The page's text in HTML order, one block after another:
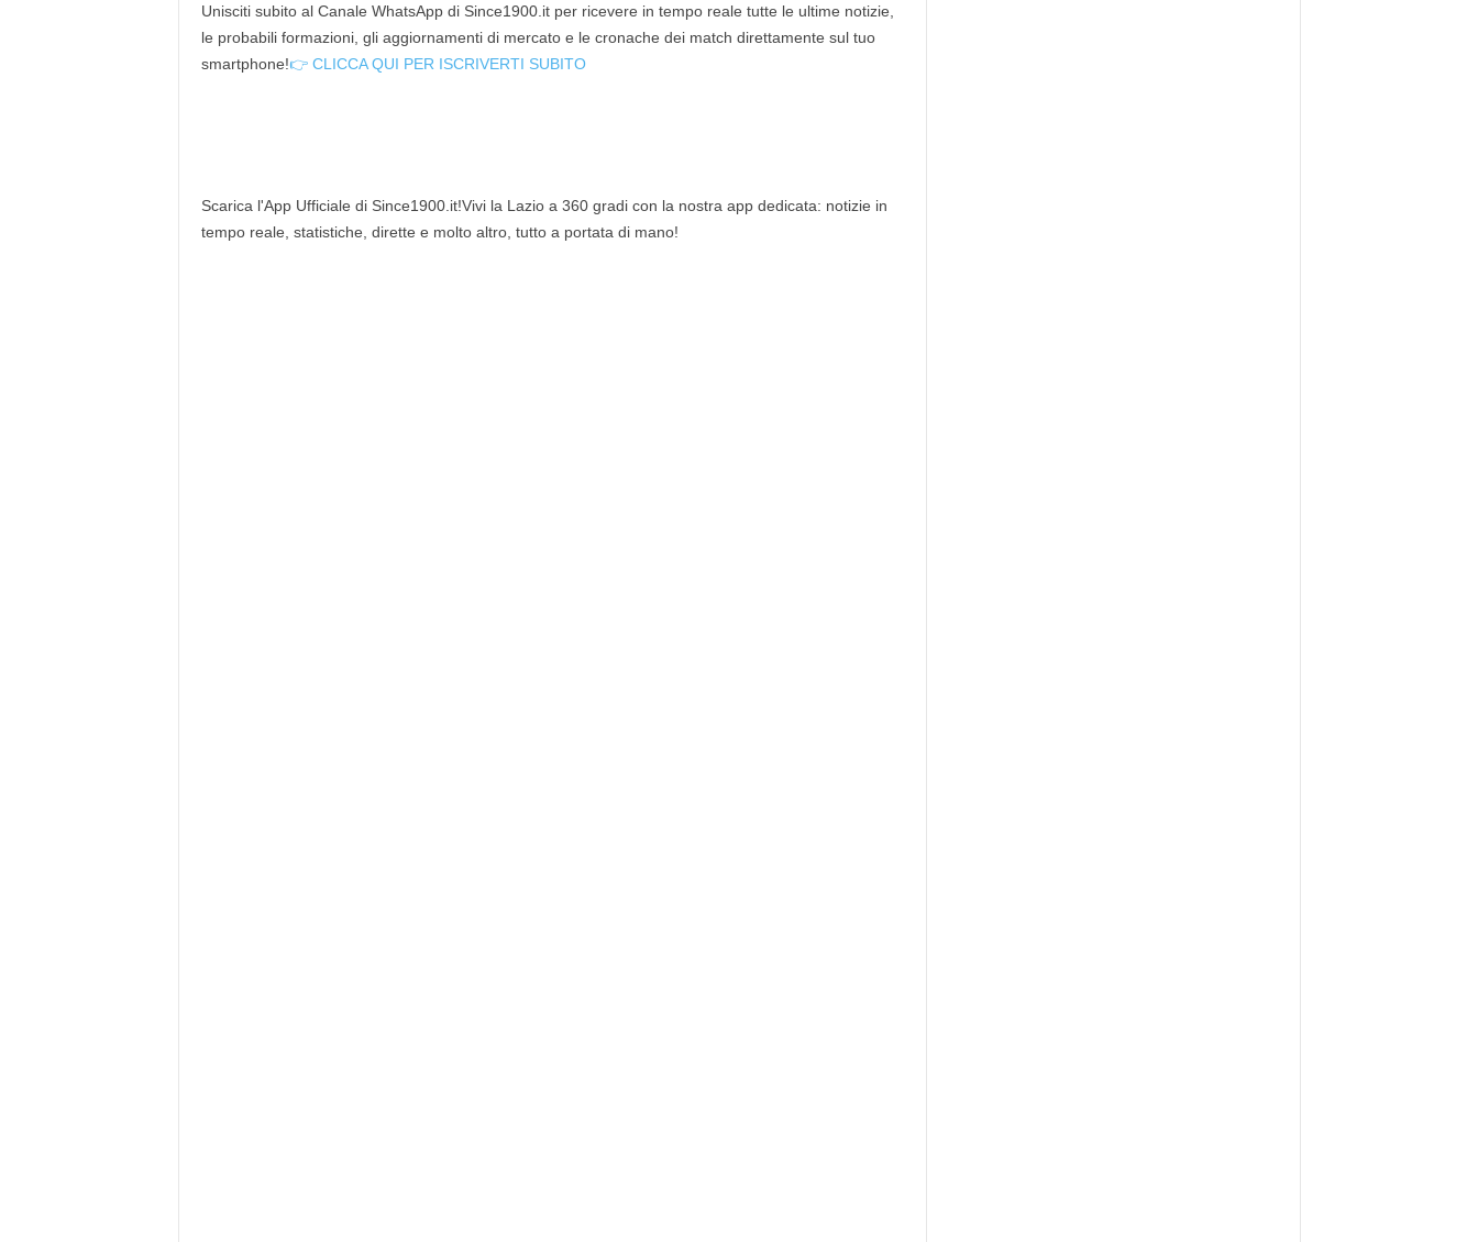
Unisciti subito al Canale WhatsApp di Since1900.it per ricevere in tempo reale tutte le ultime notizie,
le probabili formazioni, gli aggiornamenti di mercato e le cronache dei match direttamente sul tuo
smartphone!👉 CLICCA QUI PER ISCRIVERTI SUBITO
Scarica l'App Ufficiale di Since1900.it!Vivi la Lazio a 360 gradi con la nostra app dedicata: notizie in
tempo reale, statistiche, dirette e molto altro, tutto a portata di mano!